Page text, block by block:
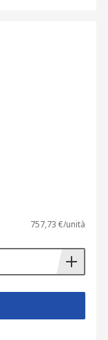
757,73 €/unità